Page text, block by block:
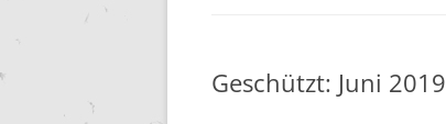
Geschützt: Juni 2019